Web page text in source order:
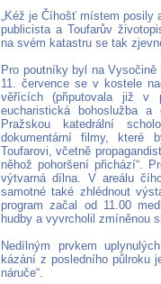
„Kéž je Číhošť místem posily
publicista a Toufarův
na svém katastru se tak
Pro poutníky byl na Vysočině
11. července se v kostele
věřících (připutovala již v
eucharistická bohoslužba
Pražskou katedrální
dokumentární filmy, které
Toufarovi, včetně
něhož pohoršení přichází“.
výtvarná dílna. V areálu
samotné také zhlédnout
program začal od 11.00
hudby a vyvrcholil zmíněnou
Nedílným prvkem
kázání z posledního půlroku
náruče“.